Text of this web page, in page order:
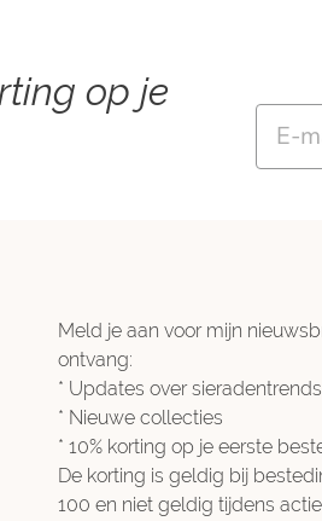
op je
Email
Meld je aan voor mijn
ontvang:
* Updates over sieradentrends
* Nieuwe collecties
* 10% korting op je eerste
De korting is geldig bij
100 en niet geldig tijdens